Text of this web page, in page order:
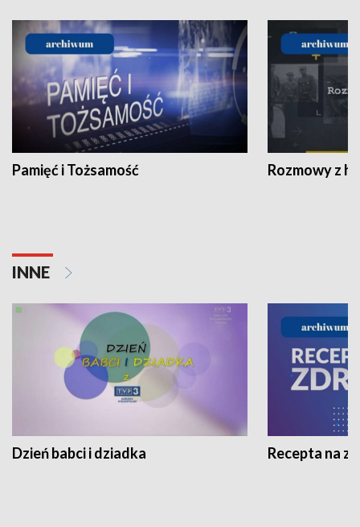
Pamięć i Tożsamość Rozmowy z
INNE
Dzień babci i dziadka Recepta na